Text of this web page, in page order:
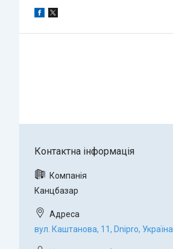
Канцбазар
вул. Каштанова, 11, Dnipro, Україна